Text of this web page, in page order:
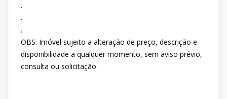
.
.
.
OBS: Imóvel sujeito a alteração de preço, descrição e
disponibilidade a qualquer momento, sem aviso prévio,
consulta ou solicitação.